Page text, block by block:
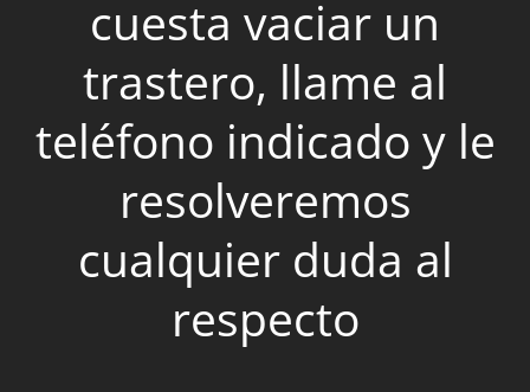
cuesta vaciar un
trastero, llame al
teléfono indicado y le
resolveremos
cualquier duda al
respecto